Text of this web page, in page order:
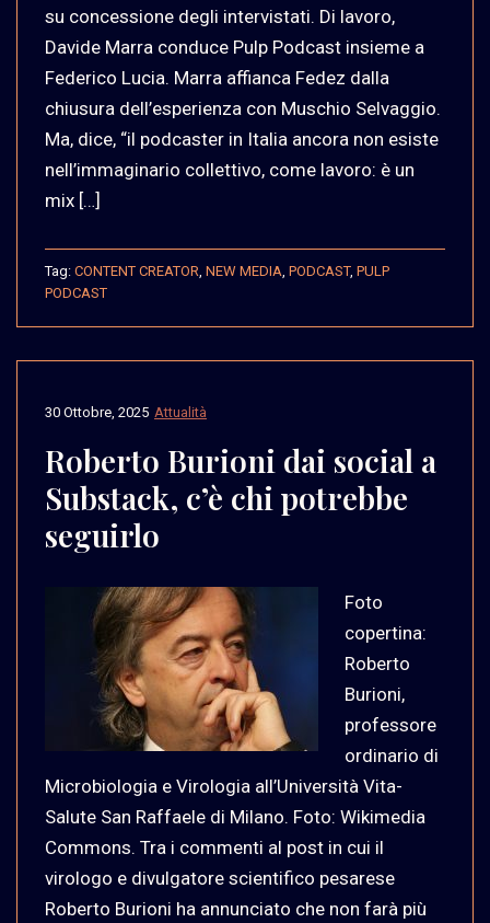
su concessione degli intervistati. Di lavoro,
Davide Marra conduce Pulp Podcast insieme a
Federico Lucia. Marra affianca Fedez dalla
chiusura dell’esperienza con Muschio Selvaggio.
Ma, dice, “il podcaster in Italia ancora non esiste
nell’immaginario collettivo, come lavoro: è un
mix […]
Tag: CONTENT CREATOR NEW MEDIA PODCAST, PULP
PODCAST
Attualità
30 Ottobre, 2025
Roberto Burioni dai social a
Substack, c’è chi potrebbe
seguirlo
Foto
copertina:
Roberto
Burioni,
professore
ordinario di
Microbiologia e Virologia all’Università Vita-
Salute San Raffaele di Milano. Foto: Wikimedia
Commons. Tra i commenti al post in cui il
virologo e divulgatore scientifico pesarese
Roberto Burioni ha annunciato che non farà più